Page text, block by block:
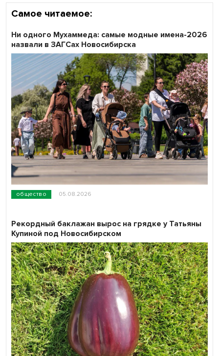
Самое читаемое:
общество 05.08.2026
Ни одного Мухаммеда: самые модные имена-2026
назвали в ЗАГСах Новосибирска
Рекордный баклажан вырос на грядке у Татьяны
Купиной под Новосибирском